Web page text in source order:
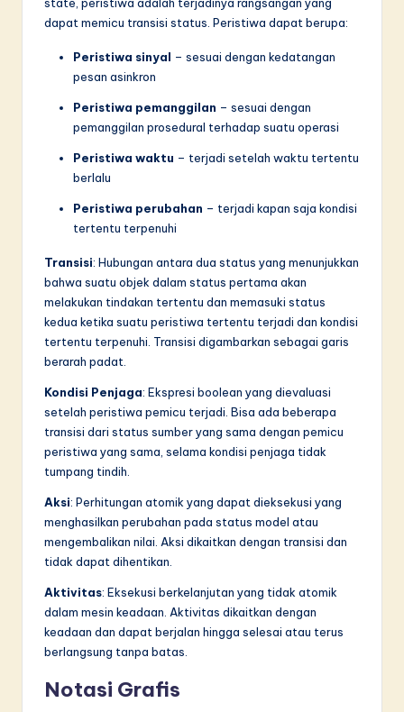
state, peristiwa adalah terjadinya rangsangan yang
dapat memicu transisi status. Peristiwa dapat berupa:
Peristiwa sinyal – sesuai dengan kedatangan
pesan asinkron
Peristiwa pemanggilan – sesuai dengan
pemanggilan prosedural terhadap suatu operasi
Peristiwa waktu – terjadi setelah waktu tertentu
berlalu
Peristiwa perubahan – terjadi kapan saja kondisi
tertentu terpenuhi
Transisi: Hubungan antara dua status yang menunjukkan
bahwa suatu objek dalam status pertama akan
melakukan tindakan tertentu dan memasuki status
kedua ketika suatu peristiwa tertentu terjadi dan kondisi
tertentu terpenuhi. Transisi digambarkan sebagai garis
berarah padat.
Kondisi Penjaga: Ekspresi boolean yang dievaluasi
setelah peristiwa pemicu terjadi. Bisa ada beberapa
transisi dari status sumber yang sama dengan pemicu
peristiwa yang sama, selama kondisi penjaga tidak
tumpang tindih.
Aksi: Perhitungan atomik yang dapat dieksekusi yang
menghasilkan perubahan pada status model atau
mengembalikan nilai. Aksi dikaitkan dengan transisi dan
tidak dapat dihentikan.
Aktivitas: Eksekusi berkelanjutan yang tidak atomik
dalam mesin keadaan. Aktivitas dikaitkan dengan
keadaan dan dapat berjalan hingga selesai atau terus
berlangsung tanpa batas.
Notasi Grafis